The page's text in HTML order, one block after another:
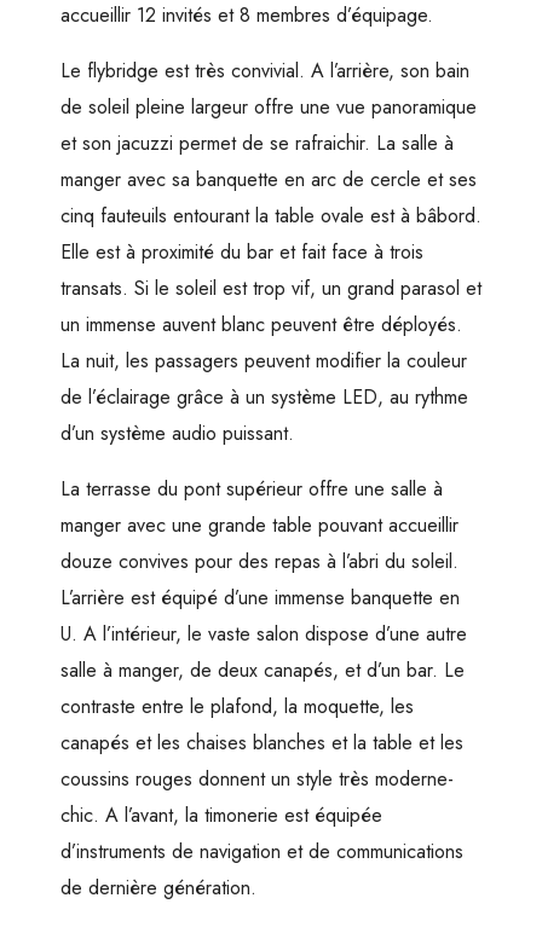
accueillir 12 invités et 8 membres d’équipage.
Le flybridge est très convivial. A l’arrière, son bain
de soleil pleine largeur offre une vue panoramique
et son jacuzzi permet de se rafraichir. La salle à
manger avec sa banquette en arc de cercle et ses
cinq fauteuils entourant la table ovale est à bâbord.
Elle est à proximité du bar et fait face à trois
transats. Si le soleil est trop vif, un grand parasol et
un immense auvent blanc peuvent être déployés.
La nuit, les passagers peuvent modifier la couleur
de l’éclairage grâce à un système LED, au rythme
d’un système audio puissant.
La terrasse du pont supérieur offre une salle à
manger avec une grande table pouvant accueillir
douze convives pour des repas à l’abri du soleil.
L’arrière est équipé d’une immense banquette en
U. A l’intérieur, le vaste salon dispose d’une autre
salle à manger, de deux canapés, et d’un bar. Le
contraste entre le plafond, la moquette, les
canapés et les chaises blanches et la table et les
coussins rouges donnent un style très moderne-
chic. A l’avant, la timonerie est équipée
d’instruments de navigation et de communications
de dernière génération.